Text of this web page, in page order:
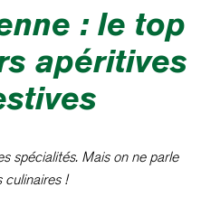
: le top
apéritives
spécialités. Mais on ne parle
culinaires !